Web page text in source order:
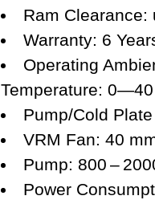
Ram Clearance:
Warranty: 6
Operating
Temperature: 0—40
Pump/Cold Plate
VRM Fan: 40
Pump: 800 –
Power